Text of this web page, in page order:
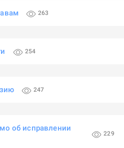
263
254
247
об исправлении
229